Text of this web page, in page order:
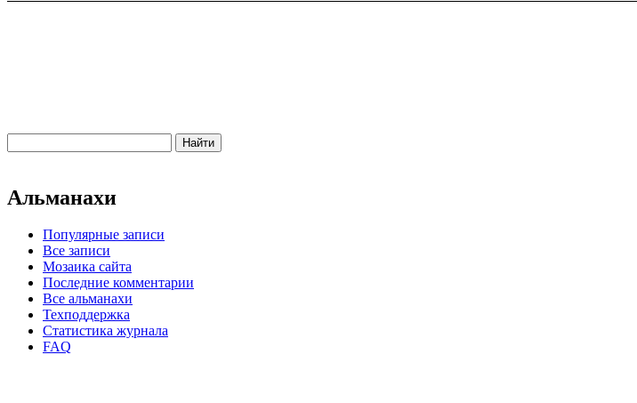
Альманахи
Популярные записи
Все записи
Мозаика сайта
Последние комментарии
Все альманахи
Техподдержка
Статистика журнала
FAQ